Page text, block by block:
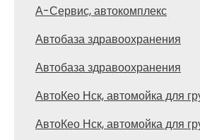
А-Сервис, автокомплекс
Автобаза здравоохранения
Автобаза здравоохранения
АвтоКео Нск, автомойка для
АвтоКео Нск, автомойка для